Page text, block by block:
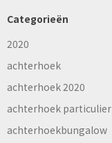
Categorieën
2020
achterhoek
achterhoek 2020
achterhoek particulier
achterhoekbungalow